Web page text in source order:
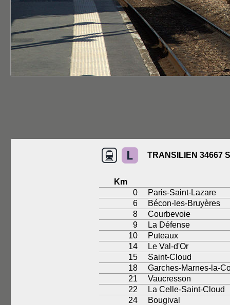
TRANSILIEN 34667
Km
0
Paris-Saint-Lazare
6
Bécon-les-Bruyères
8
Courbevoie
9
La Défense
10
Puteaux
14
Le Val-d'Or
15
Saint-Cloud
18
Garches-Marnes-la-
21
Vaucresson
22
La Celle-Saint-Cloud
24
Bougival